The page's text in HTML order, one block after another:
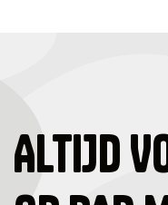
ALTIJD